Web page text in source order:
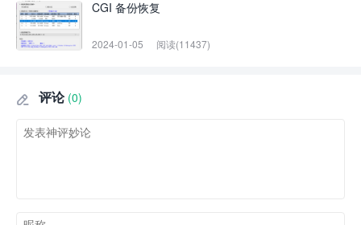
CGI 备份恢复
2024-01-05 阅读(11437)
 评论 (0)